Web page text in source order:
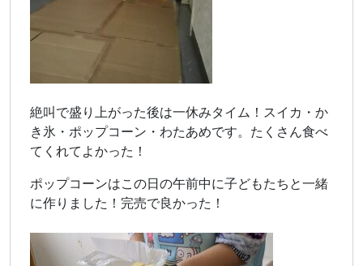
絶叫で盛り上がった後は一休みタイム！スイカ・か
き氷・ポップコーン・わたあめです。たくさん食べ
てくれてよかった！
ポップコーンはこの日の午前中に子どもたちと一緒
に作りました！完売で良かった！